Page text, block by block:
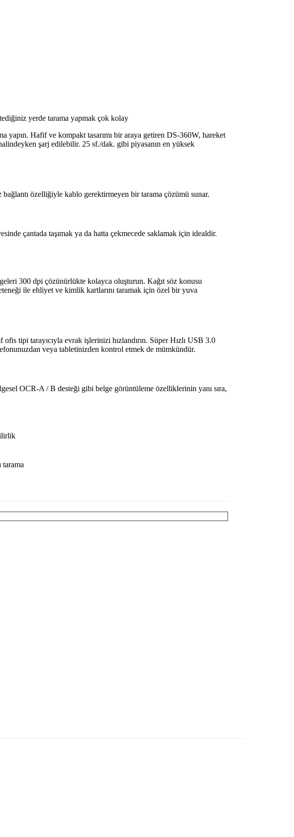
yerde tarama yapmak çok kolay
yapın. Hafif ve kompakt tasarımı bir araya getiren DS-360W, hareket
şarj edilebilir. 25 sf./dak. gibi piyasanın en yüksek
özelliğiyle kablo gerektirmeyen bir tarama çözümü sunar.
çantada taşımak ya da hatta çekmecede saklamak için idealdir.
300 dpi çözünürlükte kolayca oluşturun. Kağıt söz konusu
ile ehliyet ve kimlik kartlarını taramak için özel bir yuva
tipi tarayıcıyla evrak işlerinizi hızlandırın. Süper Hızlı USB 3.0
veya tabletinizden kontrol etmek de mümkündür.
OCR-A / B desteği gibi belge görüntüleme özelliklerinin yanı sıra,